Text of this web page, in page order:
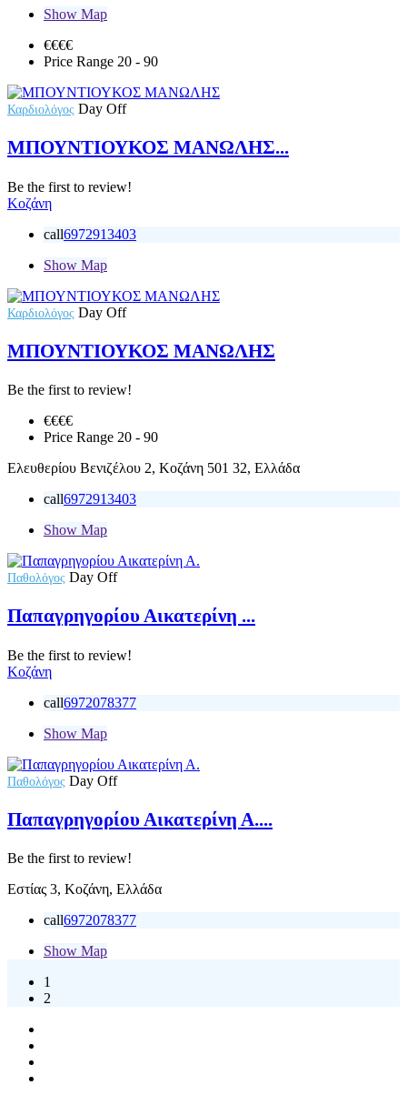
Show Map
€€€€
Price Range 20 - 90
Καρδιολόγος Day Off
ΜΠΟΥΝΤΙΟΥΚΟΣ ΜΑΝΩΛΗΣ...
Be the first to review!
Κοζάνη
call6972913403
Show Map
Καρδιολόγος Day Off
ΜΠΟΥΝΤΙΟΥΚΟΣ ΜΑΝΩΛΗΣ
Be the first to review!
€€€€
Price Range 20 - 90
Ελευθερίου Βενιζέλου 2, Κοζάνη 501 32, Ελλάδα
call6972913403
Show Map
Παθολόγος Day Off
Παπαγρηγορίου Αικατερίνη ...
Be the first to review!
Κοζάνη
call6972078377
Show Map
Παθολόγος Day Off
Παπαγρηγορίου Αικατερίνη Α....
Be the first to review!
Εστίας 3, Κοζάνη, Ελλάδα
call6972078377
Show Map
1
2